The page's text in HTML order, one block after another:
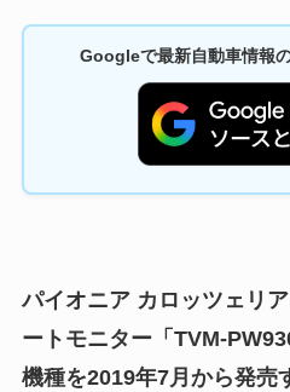
Googleで最新自動車情報
パイオニア カロッツェリ
ートモニター「TVM-
機種を2019年7月から発売